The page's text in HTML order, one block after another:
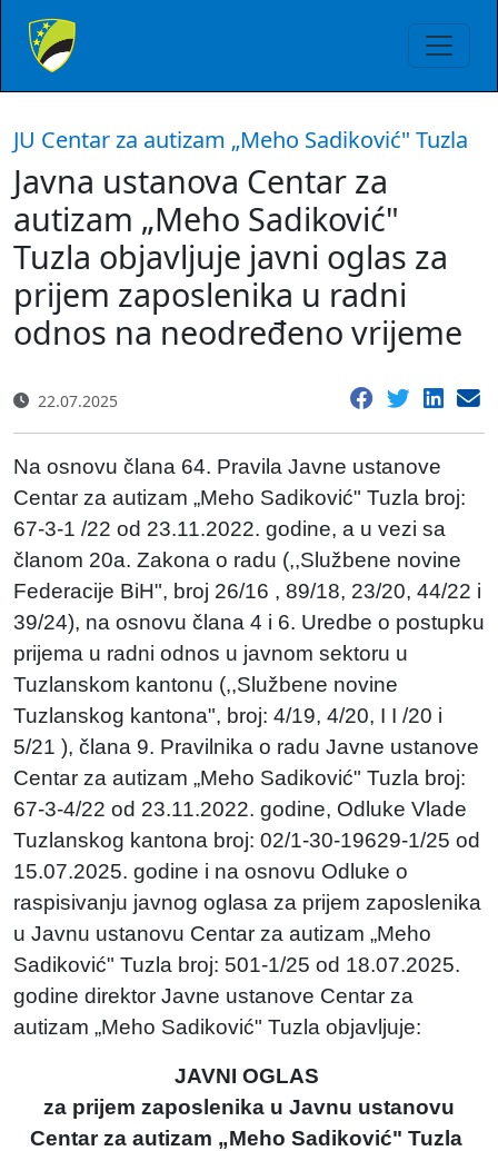
JU Centar za autizam „Meho Sadiković" Tuzla
Javna ustanova Centar za
autizam „Meho Sadiković"
Tuzla objavljuje javni oglas za
prijem zaposlenika u radni
odnos na neodređeno vrijeme
22.07.2025
Na osnovu člana 64. Pravila Javne ustanove
Centar za autizam „Meho Sadiković" Tuzla broj:
67-3-1 /22 od 23.11.2022. godine, a u vezi sa
članom 20a. Zakona o radu (,,Službene novine
Federacije BiH", broj 26/16 , 89/18, 23/20, 44/22 i
39/24), na osnovu člana 4 i 6. Uredbe o postupku
prijema u radni odnos u javnom sektoru u
Tuzlanskom kantonu (,,Službene novine
Tuzlanskog kantona", broj: 4/19, 4/20, I I /20 i
5/21 ), člana 9. Pravilnika o radu Javne ustanove
Centar za autizam „Meho Sadiković" Tuzla broj:
67-3-4/22 od 23.11.2022. godine, Odluke Vlade
Tuzlanskog kantona broj: 02/1-30-19629-1/25 od
15.07.2025. godine i na osnovu Odluke o
raspisivanju javnog oglasa za prijem zaposlenika
u Javnu ustanovu Centar za autizam „Meho
Sadiković" Tuzla broj: 501-1/25 od 18.07.2025.
godine direktor Javne ustanove Centar za
autizam „Meho Sadiković" Tuzla objavljuje:
JAVNI OGLAS
za prijem zaposlenika u Javnu ustanovu
Centar za autizam „Meho Sadiković" Tuzla